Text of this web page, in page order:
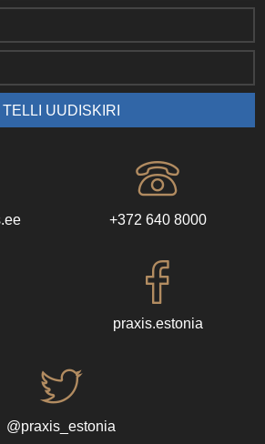
+372 640 8000
praxis.estonia
@praxis_estonia